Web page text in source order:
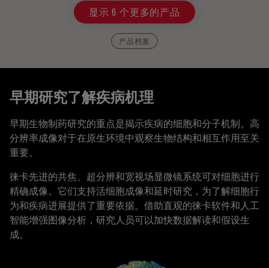
显示 6 个更多的产品
产品档案
早期研究了解疾病机理
早期生物制药研究的重点是揭示疾病的细胞和分子机制。高
分辨率成像对于在原生环境中观察生物结构和相互作用至关
重要。
徕卡先进的共焦、超分辨和宽视场显微镜系统可对细胞进行
精确成像。它们支持活细胞成像和延时研究，为了解细胞行
为和疾病进展提供了重要依据。借助直观的徕卡软件和人工
智能增强图像分析，研究人员可以加快数据解读和假设生
成。